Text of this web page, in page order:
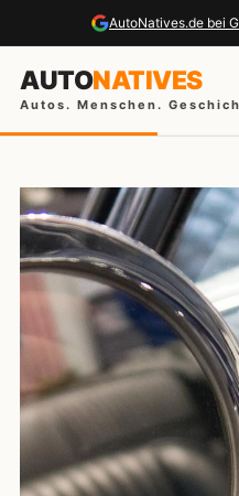
AutoNatives.de bei
AUTONATIVES
Autos. Menschen.